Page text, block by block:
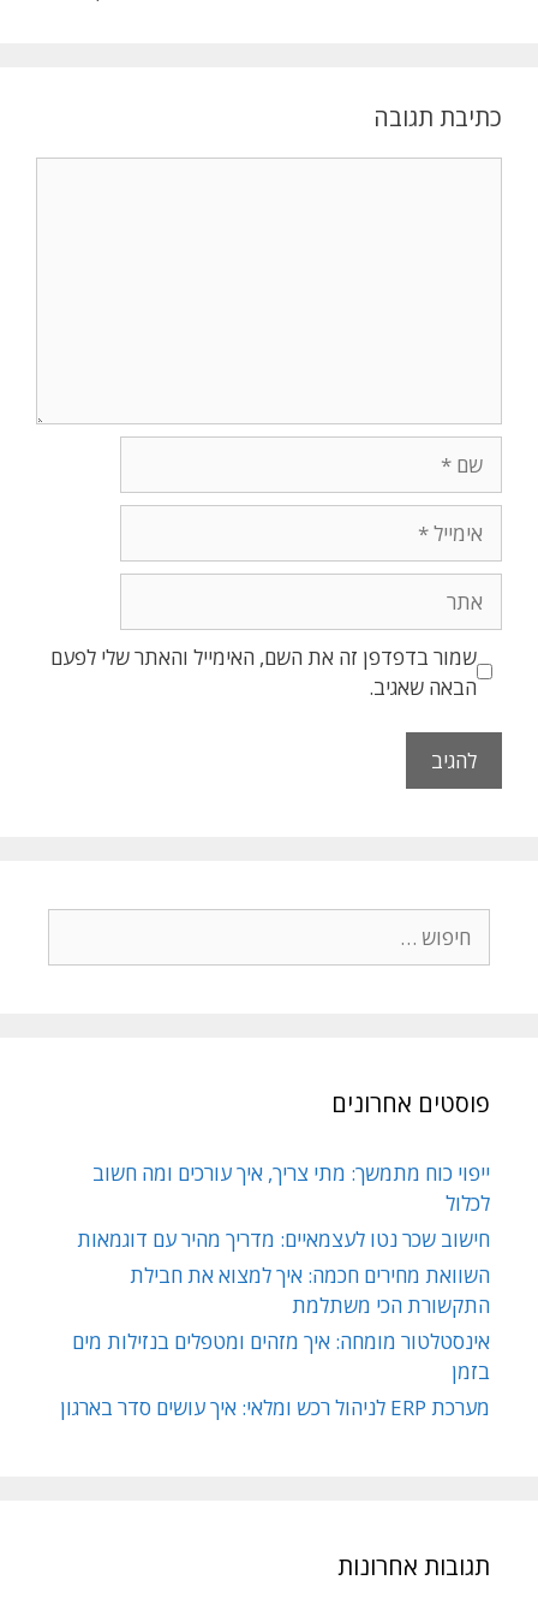
כתיבת תגובה
שמור בדפדפן זה את השם, האימייל והאתר שלי לפעם
הבאה שאגיב.
פוסטים אחרונים
ייפוי כוח מתמשך: מתי צריך, איך עורכים ומה חשוב
לכלול
חישוב שכר נטו לעצמאיים: מדריך מהיר עם דוגמאות
השוואת מחירים חכמה: איך למצוא את חבילת
התקשורת הכי משתלמת
אינסטלטור מומחה: איך מזהים ומטפלים בנזילות מים
בזמן
מערכת ERP לניהול רכש ומלאי: איך עושים סדר בארגון
תגובות אחרונות